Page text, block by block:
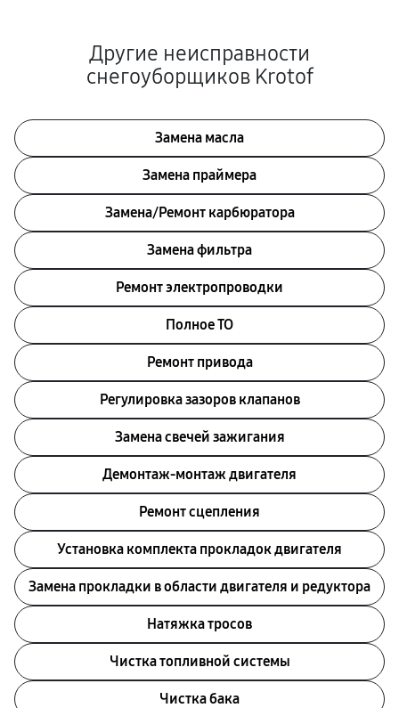
Другие неисправности
снегоуборщиков Krotof
Замена масла
Замена праймера
Замена/Pемонт карбюратора
Замена фильтра
Ремонт электропроводки
Полное ТО
Ремонт привода
Регулировка зазоров клапанов
Замена свечей зажигания
Демонтаж-монтаж двигателя
Ремонт сцепления
Установка комплекта прокладок двигателя
Замена прокладки в области двигателя и редуктора
Натяжка тросов
Чистка топливной системы
Чистка бака